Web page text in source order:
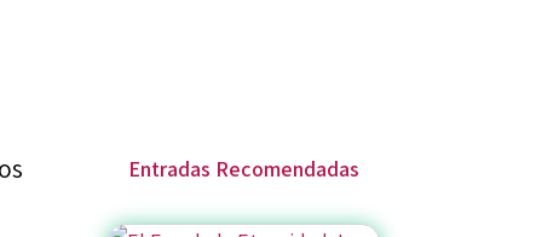
Entradas Recomendadas